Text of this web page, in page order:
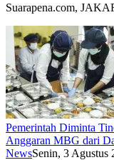
Suarapena.com,
Pemerintah Diminta
Anggaran MBG dari
NewsSenin, 3 Agustus